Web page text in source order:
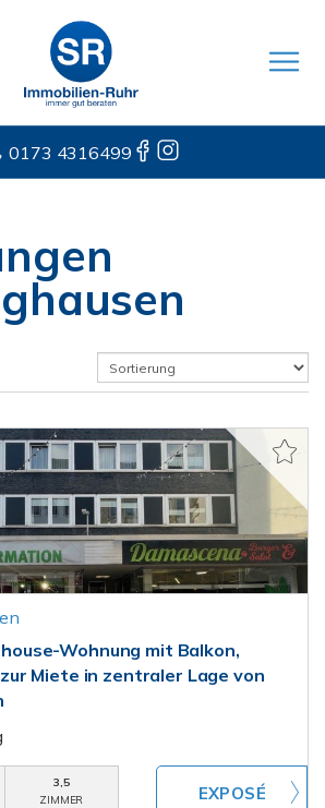
0173 4316499
Wohnung mit Balkon,
Miete in zentraler Lage von
3,5
ZIMMER